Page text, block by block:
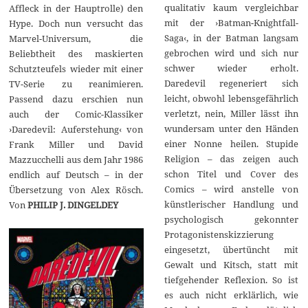
Affleck in der Hauptrolle) den
Hype. Doch nun versucht das
Marvel-Universum, die
Beliebtheit des maskierten
Schutzteufels wieder mit einer
TV-Serie zu reanimieren.
Passend dazu erschien nun
auch der Comic-Klassiker
›Daredevil: Auferstehung‹ von
Frank Miller und David
Mazzucchelli aus dem Jahr 1986
endlich auf Deutsch – in der
Übersetzung von Alex Rösch.
VonPHILIP J. DINGELDEY
qualitativ kaum vergleichbar
mit der ›Batman-Knightfall-
Saga‹, in der Batman langsam
gebrochen wird und sich nur
schwer wieder erholt.
Daredevil regeneriert sich
leicht, obwohl lebensgefährlich
verletzt, nein, Miller lässt ihn
wundersam unter den Händen
einer Nonne heilen. Stupide
Religion – das zeigen auch
schon Titel und Cover des
Comics – wird anstelle von
künstlerischer Handlung und
psychologisch gekonnter
Protagonistenskizzierung
eingesetzt, übertüncht mit
Gewalt und Kitsch, statt mit
tiefgehender Reflexion. So ist
es auch nicht erklärlich, wie